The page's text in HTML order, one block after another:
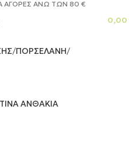
ΑΓΟΡΕΣ ΑΝΩ ΤΩΝ 80 €
0,00
ΠΟΡΣΕΛΑΝΗ